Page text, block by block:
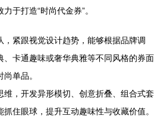
于打造“时尚代金券”。
，紧跟视觉设计趋势，能够根据品牌调
卡通趣味或奢华典雅等不同风格的券面
单品。
维，开发异形模切、创意折叠、组合式套
住眼球，提升互动趣味性与收藏价值。